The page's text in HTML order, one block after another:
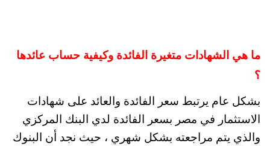
ما هي الشهادات متغيرة الفائدة وكيفية حساب عائدها
؟
بشكل عام يرتبط سعر الفائدة والعائد على شهادات
الاستثمار في مصر بسعر الفائدة لدي البنك المركزي
والذي يتم مراجعته بشكل شهري ، حيث نجد أن البنوك